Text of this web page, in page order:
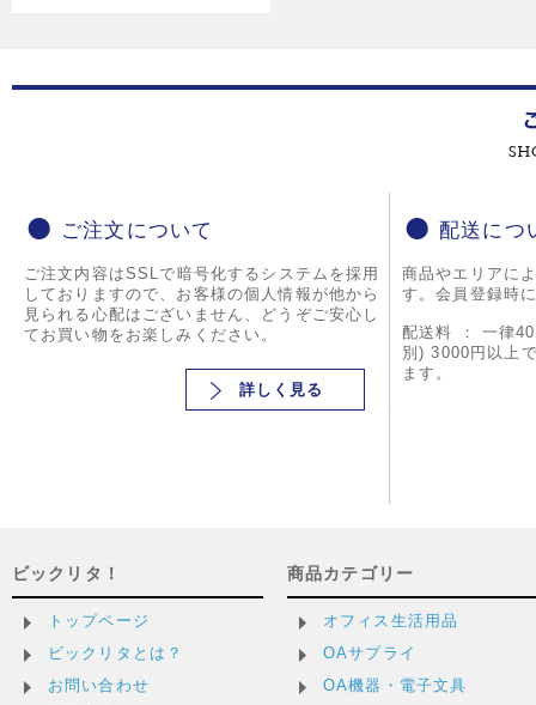
ご注文について
ご注文内容はSSLで暗号化するシステムを採用
しておりますので、お客様の個人情報が他から
見られる心配はございません、どうぞご安心し
てお買い物をお楽しみください。
詳しく見る
配送につ
商品やエリアに
す。会員登録時
配送料 ： 一律
別) 3000円以上
ます。
ビックリタ！
トップページ
ビックリタとは？
お問い合わせ
商品カテゴリー
オフィス生活用品
OAサプライ
OA機器・電子文具